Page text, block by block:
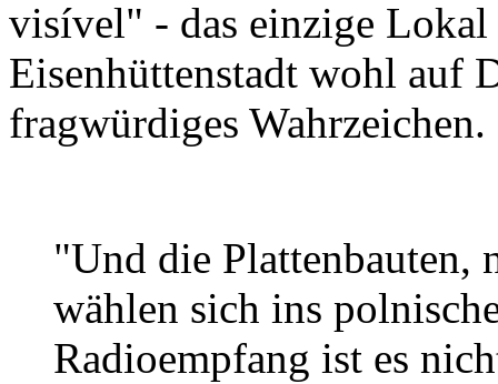
visível" - das einzige
Eisenhüttenstadt wohl auf
fragwürdiges
"Und die Plattenbauten,
wählen sich ins
Radioempfang ist es